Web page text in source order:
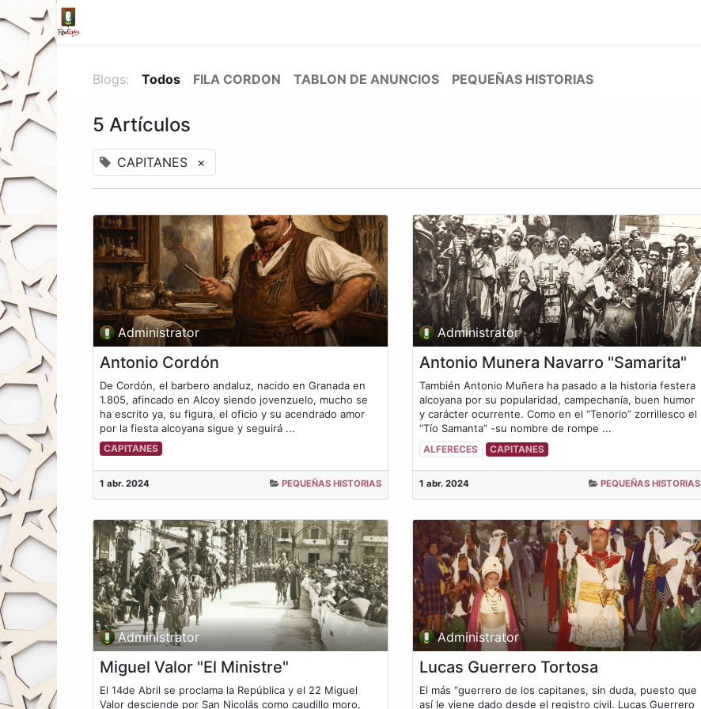
Blogs: Todos FILA CORDON TABLON DE ANUNCIOS PEQUEÑAS HISTORIAS
5 Artículos
CAPITANES ×
Administrator
Antonio Cordón
De Cordón, el barbero andaluz, nacido en Granada en
1.805, afincado en Alcoy siendo jovenzuelo, mucho se
ha escrito ya, su figura, el oficio y su acendrado amor
por la fiesta alcoyana sigue y seguirá ...
CAPITANES
1 abr. 2024 PEQUEÑAS HISTORIAS
Administrator
Antonio Munera Navarro "Samarita"
También Antonio Muñera ha pasado a la historia festera
alcoyana por su popularidad, campechanía, buen humor
y carácter ocurrente. Como en el “Tenorio” zorrillesco el
“Tío Samanta” -su nombre de rompe ...
ALFERECES CAPITANES
1 abr. 2024 PEQUEÑAS HISTORIAS
Administrator
Miguel Valor "El Ministre"
El 14de Abril se proclama la República y el 22 Miguel
Valor desciende por San Nicolás como caudillo moro,
Administrator
Lucas Guerrero Tortosa
El más “guerrero de los capitanes, sin duda, puesto que
así le viene dado desde el registro civil. Lucas Guerrero